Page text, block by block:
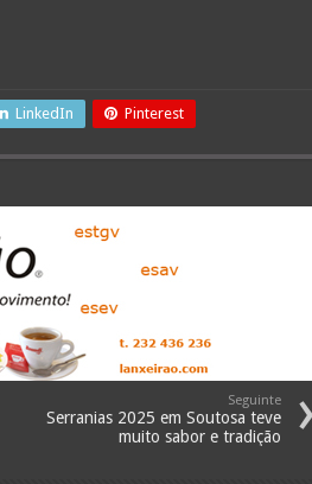
LinkedIn Pinterest
Seguinte
Serranias 2025 em Soutosa teve
muito sabor e tradição